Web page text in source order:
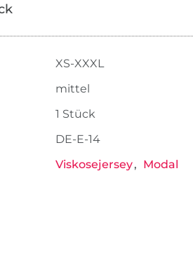
XS-XXXL
mittel
1 Stück
DE-E-14
Viskosejersey Modal